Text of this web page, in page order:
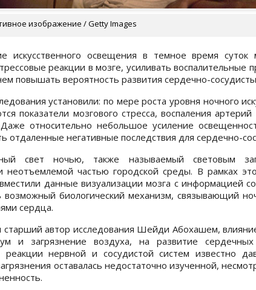
изображение / Getty Images
искусственного освещения в темное время суток
реакции в мозге, усиливать воспалительные
повышать вероятность развития сердечно-
установили: по мере роста уровня ночного
показатели мозгового стресса, воспаления
Даже относительно небольшое усиление
отдаленные негативные последствия для сердечно-
свет ночью, также называемый световым
неотъемлемой частью городской среды. В рамках
данные визуализации мозга с информацией
возможный биологический механизм, связывающий
сердца.
старший автор исследования Шейди Абохашем,
и загрязнение воздуха, на развитие
реакции нервной и сосудистой систем известно
оставалась недостаточно изученной,